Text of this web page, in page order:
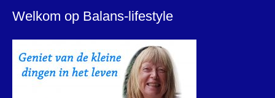
Welkom op Balans-lifestyle